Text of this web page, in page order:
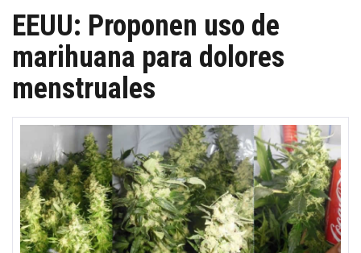
EEUU: Proponen uso de
marihuana para dolores
menstruales